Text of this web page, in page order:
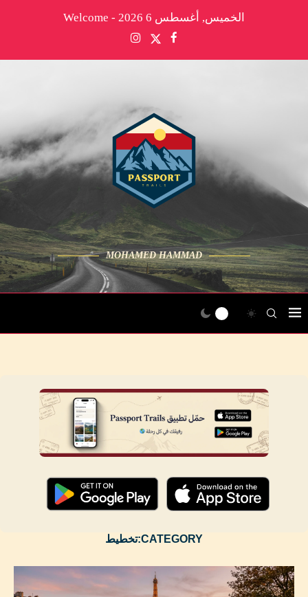
الخميس, أغسطس 6 2026 - Welcome
MOHAMED HAMMAD
CATEGORY: تخطيط